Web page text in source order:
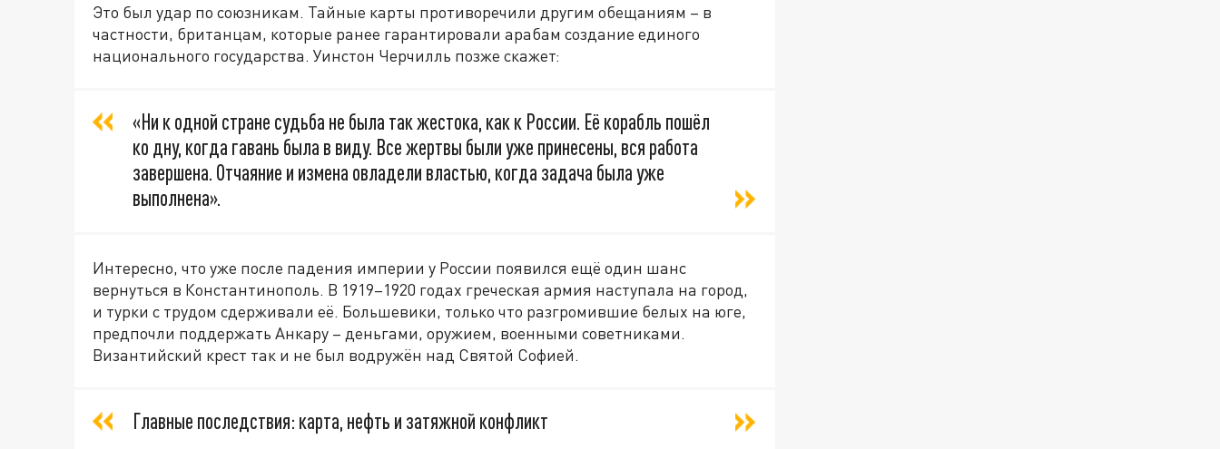
Это был удар по союзникам. Тайные карты противоречили другим обещаниям – в
частности, британцам, которые ранее гарантировали арабам создание единого
национального государства. Уинстон Черчилль позже скажет:
«Ни к одной стране судьба не была так жестока, как к России. Её корабль пошёл
ко дну, когда гавань была в виду. Все жертвы были уже принесены, вся работа
завершена. Отчаяние и измена овладели властью, когда задача была уже
выполнена».
Интересно, что уже после падения империи у России появился ещё один шанс
вернуться в Константинополь. В 1919–1920 годах греческая армия наступала на город,
и турки с трудом сдерживали её. Большевики, только что разгромившие белых на юге,
предпочли поддержать Анкару – деньгами, оружием, военными советниками.
Византийский крест так и не был водружён над Святой Софией.
Главные последствия: карта, нефть и затяжной конфликт